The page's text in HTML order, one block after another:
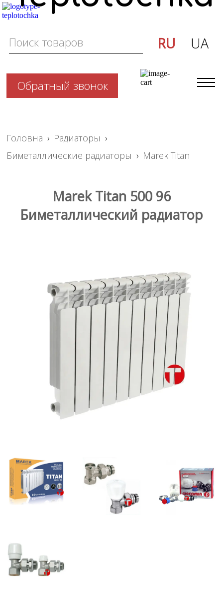
Обратный звонок
RU UA
Головна › Радиаторы ›
Биметаллические радиаторы › Marek Titan
Marek Titan 500 96
Биметаллический радиатор